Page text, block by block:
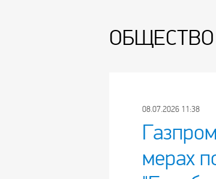
ОБЩЕСТВО
08.07.2026 11:38
мерах